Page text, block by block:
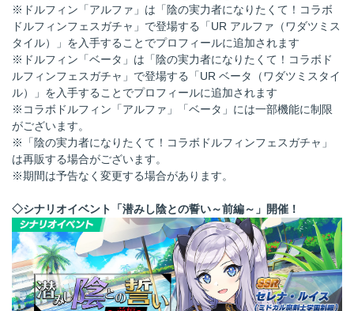
※ドルフィン「アルファ」は「陰の実力者になりたくて！コラボ
ドルフィンフェスガチャ」で登場する「UR アルファ（ワダツミス
タイル）」を入手することでプロフィールに追加されます
※ドルフィン「ベータ」は「陰の実力者になりたくて！コラボド
ルフィンフェスガチャ」で登場する「UR ベータ（ワダツミスタイ
ル）」を入手することでプロフィールに追加されます
※コラボドルフィン「アルファ」「ベータ」には一部機能に制限
がございます。
※「陰の実力者になりたくて！コラボドルフィンフェスガチャ」
は再販する場合がございます。
※期間は予告なく変更する場合があります。
◇シナリオイベント「潜みし陰との誓い～前編～」開催！